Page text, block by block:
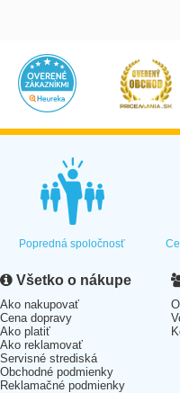
Popredná spoločnosť
Všetko o nákupe
Ako nakupovať
Cena dopravy
Ako platiť
Ako reklamovať
Servisné strediská
Obchodné podmienky
Reklamačné podmienky